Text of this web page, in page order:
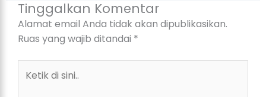
Tinggalkan Komentar
Alamat email Anda tidak akan dipublikasikan.
Ruas yang wajib ditandai *